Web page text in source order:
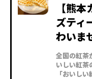
【熊
ズティ
わいま
全国の紅茶
いしい紅茶
「おいし